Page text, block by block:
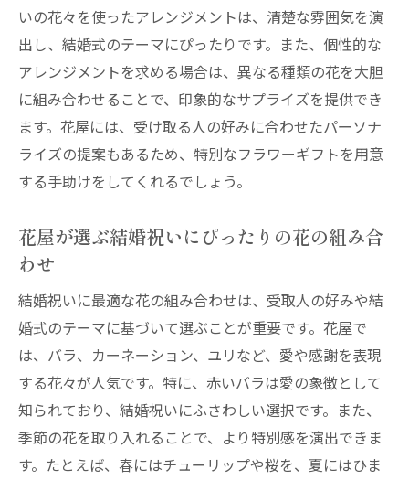
いの花々を使ったアレンジメントは、清楚な雰囲気を演
出し、結婚式のテーマにぴったりです。また、個性的な
アレンジメントを求める場合は、異なる種類の花を大胆
に組み合わせることで、印象的なサプライズを提供でき
ます。花屋には、受け取る人の好みに合わせたパーソナ
ライズの提案もあるため、特別なフラワーギフトを用意
する手助けをしてくれるでしょう。
花屋が選ぶ結婚祝いにぴったりの花の組み合
わせ
結婚祝いに最適な花の組み合わせは、受取人の好みや結
婚式のテーマに基づいて選ぶことが重要です。花屋で
は、バラ、カーネーション、ユリなど、愛や感謝を表現
する花々が人気です。特に、赤いバラは愛の象徴として
知られており、結婚祝いにふさわしい選択です。また、
季節の花を取り入れることで、より特別感を演出できま
す。たとえば、春にはチューリップや桜を、夏にはひま